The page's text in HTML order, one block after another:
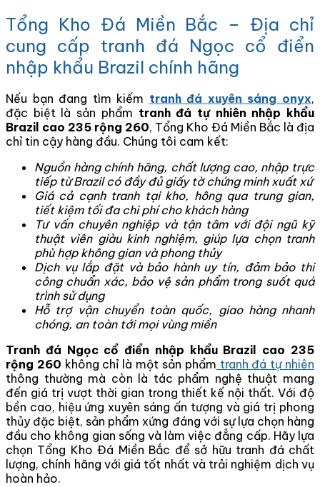
Tổng Kho Đá Miền Bắc – Địa chỉ
cung cấp tranh đá Ngọc cổ điển
nhập khẩu Brazil chính hãng
Nếu bạn đang tìm kiếm tranh đá xuyên sáng onyx,
đặc biệt là sản phẩm tranh đá tự nhiên nhập khẩu
Brazil cao 235 rộng 260, Tổng Kho Đá Miền Bắc là địa
chỉ tin cậy hàng đầu. Chúng tôi cam kết:
Nguồn hàng chính hãng, chất lượng cao, nhập trực
tiếp từ Brazil có đầy đủ giấy tờ chứng minh xuất xứ
Giá cả cạnh tranh tại kho, hông qua trung gian,
tiết kiệm tối đa chi phí cho khách hàng
Tư vấn chuyên nghiệp và tận tâm với đội ngũ kỹ
thuật viên giàu kinh nghiệm, giúp lựa chọn tranh
phù hợp không gian và phong thủy
Dịch vụ lắp đặt và bảo hành uy tín, đảm bảo thi
công chuẩn xác, bảo vệ sản phẩm trong suốt quá
trình sử dụng
Hỗ trợ vận chuyển toàn quốc, giao hàng nhanh
chóng, an toàn tới mọi vùng miền
Tranh đá Ngọc cổ điển nhập khẩu Brazil cao 235
rộng 260 không chỉ là một sản phẩm tranh đá tự nhiên
thông thường mà còn là tác phẩm nghệ thuật mang
đến giá trị vượt thời gian trong thiết kế nội thất. Với độ
bền cao, hiệu ứng xuyên sáng ấn tượng và giá trị phong
thủy đặc biệt, sản phẩm xứng đáng với sự lựa chọn hàng
đầu cho không gian sống và làm việc đẳng cấp. Hãy lựa
chọn Tổng Kho Đá Miền Bắc để sở hữu tranh đá chất
lượng, chính hãng với giá tốt nhất và trải nghiệm dịch vụ
hoàn hảo.